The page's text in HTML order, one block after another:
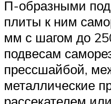
П-образными
плиты к ним
мм с шагом до
подвесам
прессшайбой,
металлические